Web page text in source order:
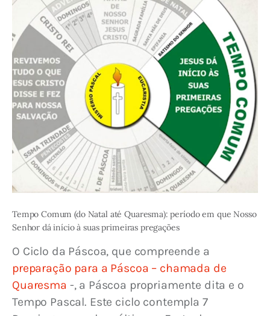
Tempo Comum (do Natal até Quaresma): período em que Nosso
Senhor dá início à suas primeiras pregações
O Ciclo da Páscoa, que compreende a
preparação para a Páscoa – chamada de
Quaresma -, a Páscoa propriamente dita e o
Tempo Pascal. Este ciclo contempla 7